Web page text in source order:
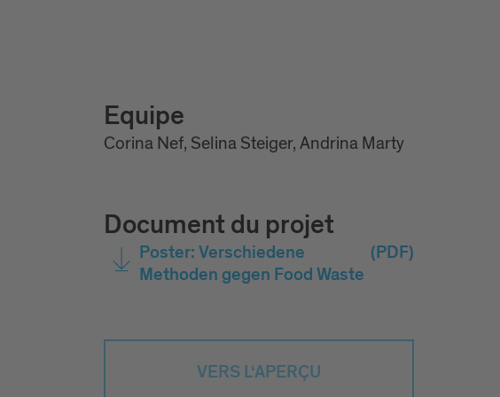
Equipe
Corina Nef, Selina Steiger, Andrina Marty
Document du projet
Poster: Verschiedene
Methoden gegen Food Waste
(PDF)
VERS L‘APERÇU